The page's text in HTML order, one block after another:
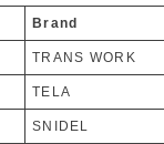
Brand
TRANS WORK
TELA
SNIDEL